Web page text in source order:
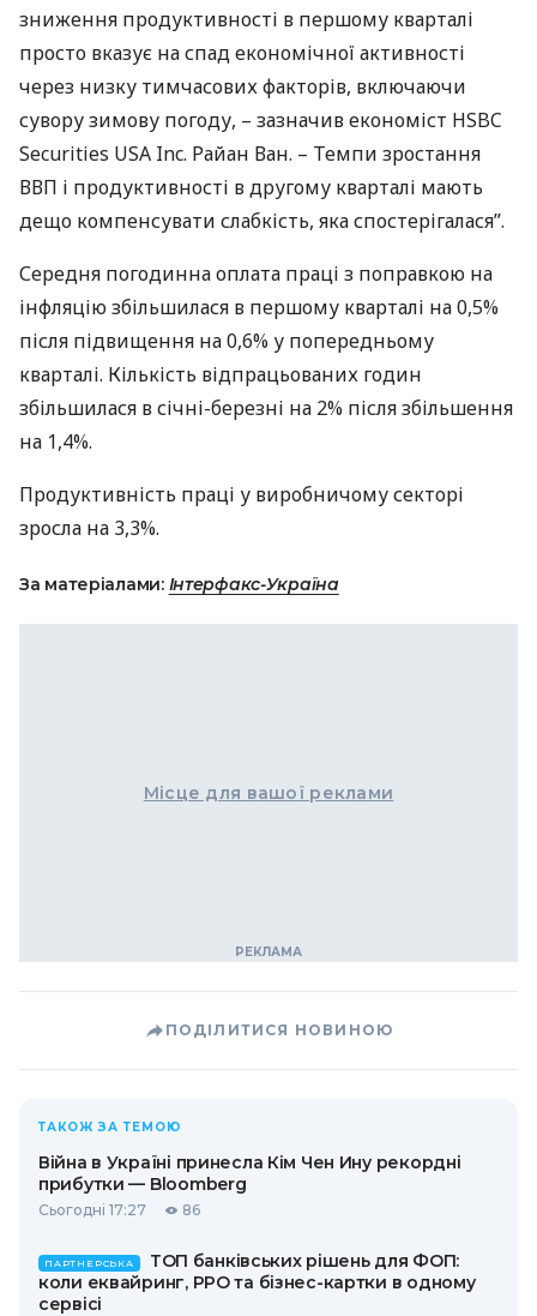
зниження продуктивності в першому кварталі
просто вказує на спад економічної активності
через низку тимчасових факторів, включаючи
сувору зимову погоду, – зазначив економіст HSBC
Securities USA Inc. Райан Ван. – Темпи зростання
ВВП і продуктивності в другому кварталі мають
дещо компенсувати слабкість, яка спостерігалася”.
Середня погодинна оплата праці з поправкою на
інфляцію збільшилася в першому кварталі на 0,5%
після підвищення на 0,6% у попередньому
кварталі. Кількість відпрацьованих годин
збільшилася в січні-березні на 2% після збільшення
на 1,4%.
Продуктивність праці у виробничому секторі
зросла на 3,3%.
За матеріалами: Інтерфакс-Україна
Місце для вашої реклами
ПОДІЛИТИСЯ НОВИНОЮ
ТАКОЖ ЗА ТЕМОЮ
Війна в Україні принесла Кім Чен Ину рекордні
прибутки — Bloomberg
Сьогодні 17:27 86
ПАРТНЕРСЬКА
ТОП банківських рішень для ФОП:
коли еквайринг, РРО та бізнес-картки в одному
сервісі